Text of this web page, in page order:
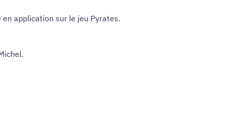
application sur le jeu Pyrates.